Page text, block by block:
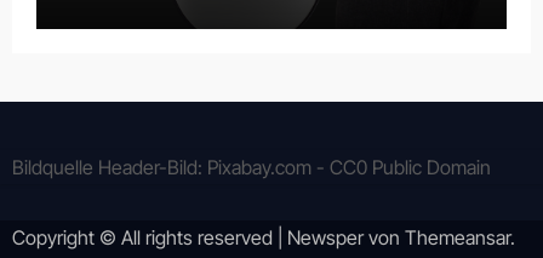
Bildquelle Header-Bild: Pixabay.com - CC0 Public Domain
Copyright © All rights reserved Newspervon Themeansar.